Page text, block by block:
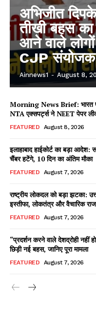
Facebook
X
Read
अभिजीत
तीखी बहस का
आने वाले
CJP संयोजक
Ainnews1 - August 8,
Morning News Brief: भारत
NTA एक्सपर्ट्स ने NEET पेपर
FEATURED August 8, 2026
इलाहाबाद हाईकोर्ट का बड़ा
चैंबर हटेंगे, 10 दिन का अंतिम मौका
FEATURED August 7, 2026
राष्ट्रीय लोकदल को बड़ा झटका:
इस्तीफा, लोकतंत्र और वैचारिक
FEATURED August 7, 2026
“प्रदर्शन करने वाले देशद्रोही
छिड़ी नई बहस, जानिए पूरा मामला
FEATURED August 7, 2026